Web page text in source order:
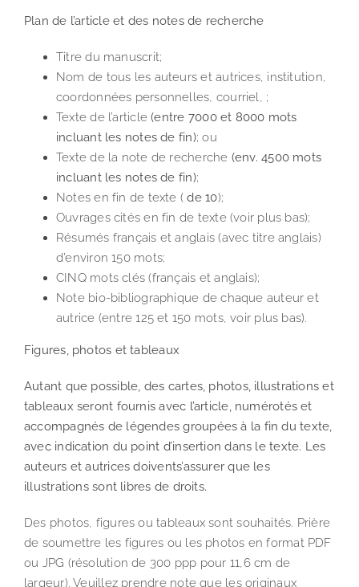
Plan de l’article et des notes de recherche
Titre du manuscrit;
Nom de tous les auteurs et autrices, institution,
coordonnées personnelles, courriel, ;
Texte de l’article(entre 7000 et 8000 mots
incluant les notes de fin); ou
Texte de la note de recherche (env. 4500 mots
incluant les notes de fin);
Notes en fin de texte ( de 10);
Ouvrages cités en fin de texte (voir plus bas);
Résumés français et anglais (avec titre anglais)
d’environ 150 mots;
CINQ mots clés (français et anglais);
Note bio-bibliographique de chaque auteur et
autrice (entre 125 et 150 mots, voir plus bas).
Figures, photos et tableaux
Autant que possible, des cartes, photos, illustrations et
tableaux seront fournis avec l’article, numérotés et
accompagnés de légendes groupées à la fin du texte,
avec indication du point d’insertion dans le texte. Les
auteurs et autrices doivents’assurer que les
illustrations sont libres de droits.
Des photos, figures ou tableaux sont souhaités. Prière
de soumettre les figures ou les photos en format PDF
ou JPG (résolution de 300 ppp pour 11,6 cm de
largeur). Veuillez prendre note que les originaux